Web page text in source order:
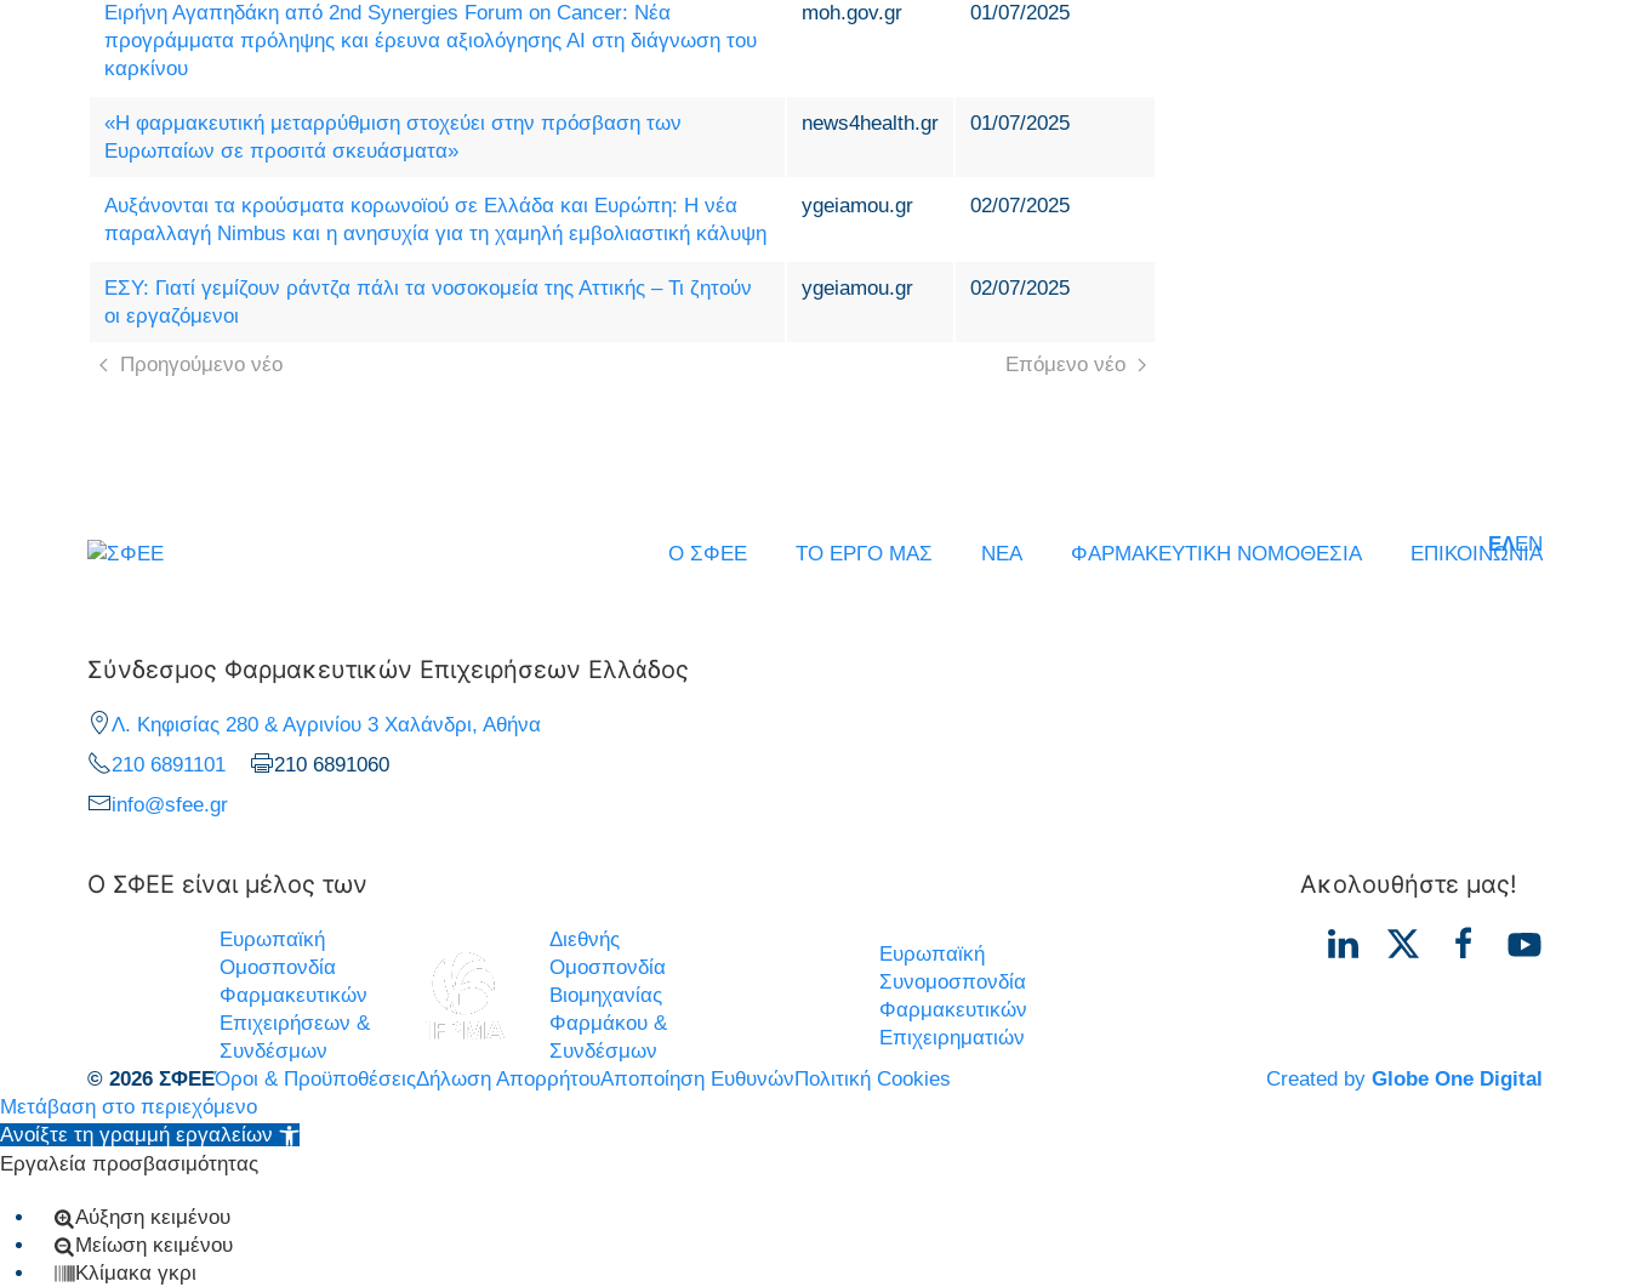
Ειρήνη Αγαπηδάκη από 2nd Synergies Forum on Cancer: Νέα
προγράμματα πρόληψης και έρευνα αξιολόγησης ΑΙ στη διάγνωση του
καρκίνου
moh.gov.gr 01/07/2025
«Η φαρμακευτική μεταρρύθμιση στοχεύει στην πρόσβαση των
Ευρωπαίων σε προσιτά σκευάσματα»
news4health.gr 01/07/2025
Αυξάνονται τα κρούσματα κορωνοϊού σε Ελλάδα και Ευρώπη: Η νέα
παραλλαγή Nimbus και η ανησυχία για τη χαμηλή εμβολιαστική κάλυψη
ygeiamou.gr 02/07/2025
ΕΣΥ: Γιατί γεμίζουν ράντζα πάλι τα νοσοκομεία της Αττικής – Τι ζητούν
οι εργαζόμενοι
ygeiamou.gr 02/07/2025
Προηγούμενο νέο Επόμενο νέο
ΕΛEN
Ο ΣΦΕΕ ΤΟ ΕΡΓΟ ΜΑΣ ΝΕΑ ΦΑΡΜΑΚΕΥΤΙΚΗ ΝΟΜΟΘΕΣΙΑ ΕΠΙΚΟΙΝΩΝΙΑ
Σύνδεσμος Φαρμακευτικών Επιχειρήσεων Ελλάδος
Λ. Κηφισίας 280 & Αγρινίου 3 Χαλάνδρι, Αθήνα
210 6891101
210 6891060
info@sfee.gr
Ο ΣΦΕΕ είναι μέλος των
Ευρωπαϊκή
Ομοσπονδία
Φαρμακευτικών
Επιχειρήσεων &
Συνδέσμων
Διεθνής
Ομοσπονδία
Βιομηχανίας
Φαρμάκου &
Συνδέσμων
Ευρωπαϊκή
Συνομοσπονδία
Φαρμακευτικών
Επιχειρηματιών
Ακολουθήστε μας!
© 2026 ΣΦΕΕΌροι & ΠροϋποθέσειςΔήλωση ΑπορρήτουΑποποίηση ΕυθυνώνΠολιτική Cookies Created by Globe One Digital
Μετάβαση στο περιεχόμενο
Ανοίξτε τη γραμμή εργαλείων
Εργαλεία προσβασιμότητας
Αύξηση κειμένου
Μείωση κειμένου
Κλίμακα γκρι